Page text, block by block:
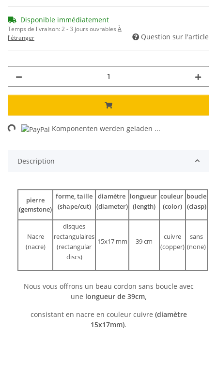
Disponible immédiatement
Temps de livraison:2 - 3 jours ouvrables À
l'étranger
Question sur l'article
Komponenten werden geladen ...
Description
pierre
(gemstone)
forme, taille
(shape/cut)
diamètre
(diameter)
longueur
(length)
couleur
(color)
boucle
(clasp)
Nacre
(nacre)
disques
rectangulaires
(rectangular
discs)
15x17 mm 39 cm
cuivre
(copper)
sans
(none)
Nous vous offrons un beau cordon sans boucle avec
une longueur de 39cm,
consistant en nacre en couleur cuivre (diamètre
15x17mm).